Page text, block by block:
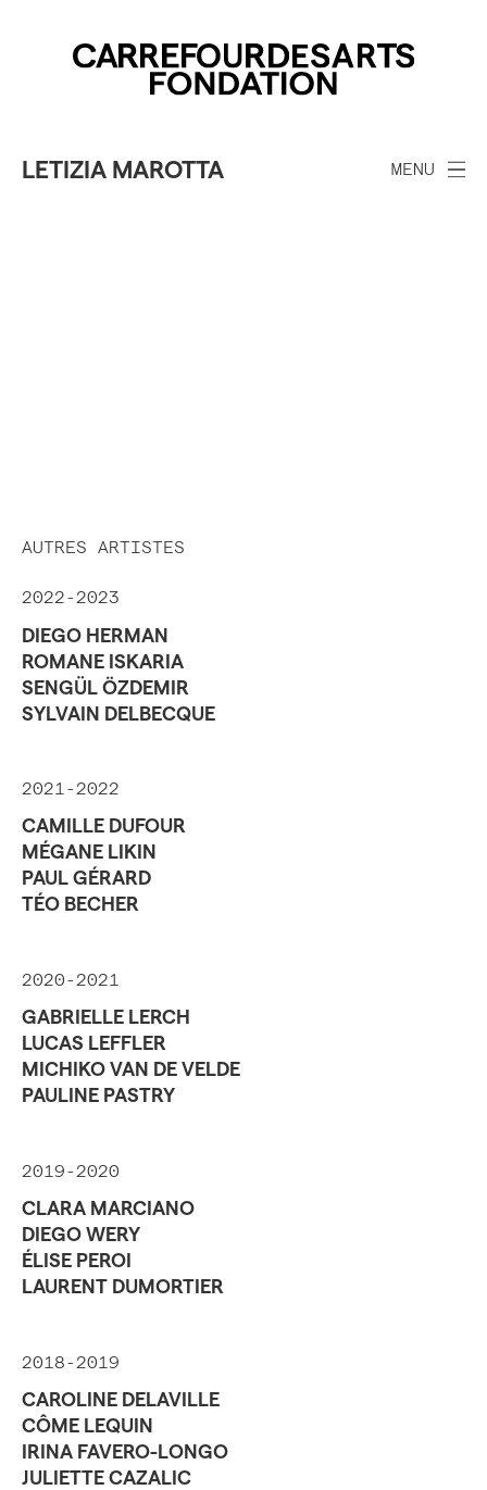
LETIZIA MAROTTA MENU
AUTRES ARTISTES
2022-2023
DIEGO HERMAN
ROMANE ISKARIA
SENGÜL ÖZDEMIR
SYLVAIN DELBECQUE
2021-2022
CAMILLE DUFOUR
MÉGANE LIKIN
PAUL GÉRARD
TÉO BECHER
2020-2021
GABRIELLE LERCH
LUCAS LEFFLER
MICHIKO VAN DE VELDE
PAULINE PASTRY
2019-2020
CLARA MARCIANO
DIEGO WERY
ÉLISE PEROI
LAURENT DUMORTIER
2018-2019
CAROLINE DELAVILLE
CÔME LEQUIN
IRINA FAVERO-LONGO
JULIETTE CAZALIC